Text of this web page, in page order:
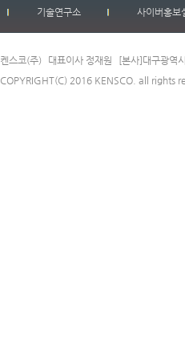
기술연구소 사이버홍보
켄스코(주) 대표이사 정재원
[본사]대구광역
COPYRIGHT(C) 2016 KENSCO. all rights